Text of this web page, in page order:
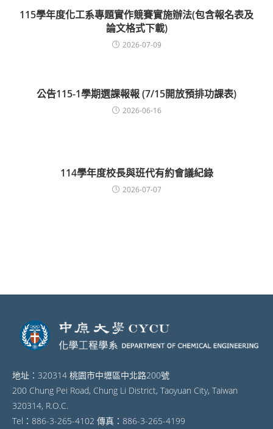
115學年度化工系專題實作競賽實施辦法(包含報名表及
論文格式下載)
2026-07-09
公告115-1學期選課報報 (7/15開放預排功課表)
2026-06-16
114學年度校長與班代有約會議紀錄
2026-07-07
地址：320314 桃園市中壢區中北路200號
200 Chung Pei Road, Chung Li District, Taoyuan City, Taiwan
320314, R.O.C.
Tel：886-3-265-4102 傳真：886-3-265-4199